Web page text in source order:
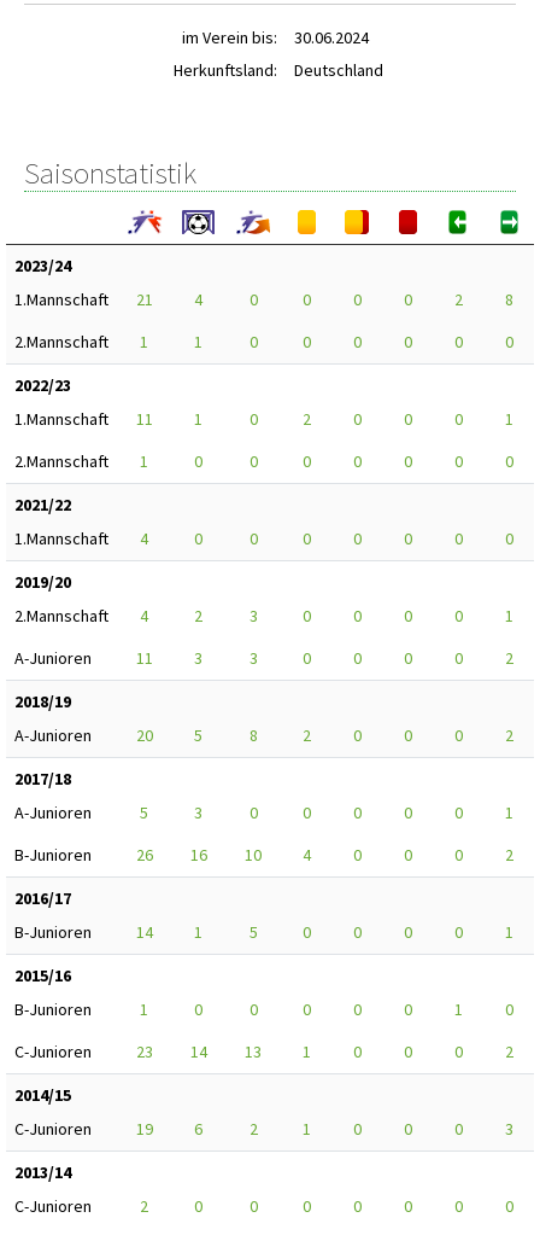
im Verein bis:
30.06.2024
Herkunftsland:
Deutschland
Saisonstatistik
2023/24
1.Mannschaft
21 4 0 0 0 0 2
8
2.Mannschaft
1 1 0 0 0 0 0
0
2022/23
1.Mannschaft
11 1 0 2 0 0 0
1
2.Mannschaft
1 0 0 0 0 0 0
0
2021/22
1.Mannschaft
4 0 0 0 0 0 0
0
2019/20
2.Mannschaft
4 2 3 0 0 0 0
1
A-Junioren
11 3 3 0 0 0 0
2
2018/19
A-Junioren
20 5 8 2 0 0 0
2
2017/18
A-Junioren
5 3 0 0 0 0 0
1
B-Junioren
26 16 10 4 0 0 0
2
2016/17
B-Junioren
14 1 5 0 0 0 0
1
2015/16
B-Junioren
1 0 0 0 0 0 1
0
C-Junioren
23 14 13 1 0 0 0
2
2014/15
C-Junioren
19 6 2 1 0 0 0
3
2013/14
C-Junioren
2 0 0 0 0 0 0
0